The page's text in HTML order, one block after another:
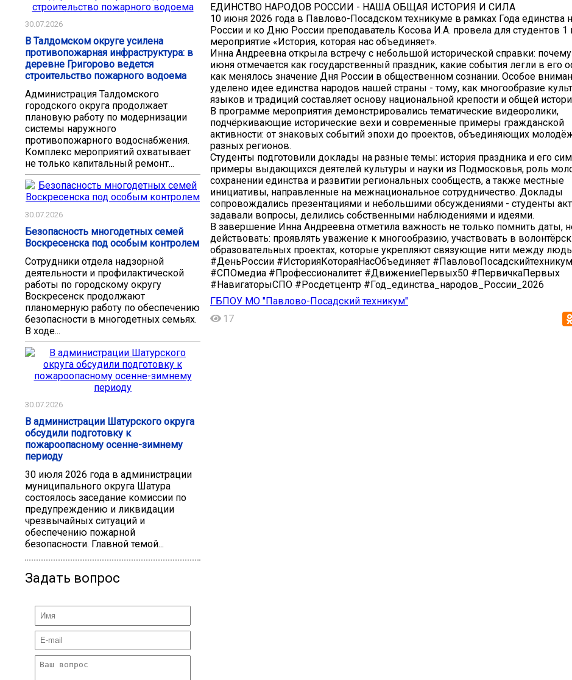
30.07.2026
В Талдомском округе усилена
противопожарная инфраструктура: в
деревне Григорово ведется
строительство пожарного водоема
Администрация Талдомского
городского округа продолжает
плановую работу по модернизации
системы наружного
противопожарного водоснабжения.
Комплекс мероприятий охватывает
не только капитальный ремонт...
30.07.2026
Безопасность многодетных семей
Воскресенска под особым контролем
Сотрудники отдела надзорной
деятельности и профилактической
работы по городскому округу
Воскресенск продолжают
планомерную работу по обеспечению
безопасности в многодетных семьях.
В ходе...
30.07.2026
В администрации Шатурского округа
обсудили подготовку к
пожароопасному осенне-зимнему
периоду
30 июля 2026 года в администрации
муниципального округа Шатура
состоялось заседание комиссии по
предупреждению и ликвидации
чрезвычайных ситуаций и
обеспечению пожарной
безопасности. Главной темой...
Задать вопрос
ЕДИНСТВО НАРОДОВ РОССИИ - НАША ОБЩАЯ ИСТОРИЯ И СИЛА
10 июня 2026 года в Павлово-Посадском техникуме в рамках Года единства
России и ко Дню России преподаватель Косова И.А. провела для студентов 1
мероприятие «История, которая нас объединяет».
Инна Андреевна открыла встречу с небольшой исторической справки:
июня отмечается как государственный праздник, какие события легли в его
как менялось значение Дня России в общественном сознании. Особое
уделено идее единства народов нашей страны - тому, как многообразие
языков и традиций составляет основу национальной крепости и общей
В программе мероприятия демонстрировались тематические видеоролики,
подчёркивающие исторические вехи и современные примеры гражданской
активности: от знаковых событий эпохи до проектов, объединяющих
разных регионов.
Студенты подготовили доклады на разные темы: история праздника и его
примеры выдающихся деятелей культуры и науки из Подмосковья, роль
сохранении единства и развитии региональных сообществ, а также местные
инициативы, направленные на межнациональное сотрудничество. Доклады
сопровождались презентациями и небольшими обсуждениями - студенты
задавали вопросы, делились собственными наблюдениями и идеями.
В завершение Инна Андреевна отметила важность не только помнить даты,
действовать: проявлять уважение к многообразию, участвовать в
образовательных проектах, которые укрепляют связующие нити между
#ДеньРоссии #ИсторияКотораяНасОбъединяет #ПавловоПосадскийтехникум
#СПОмедиа #Профессионалитет #ДвижениеПервых50 #ПервичкаПервых
#НавигаторыСПО #Росдетцентр #Год_единства_народов_России_2026
ГБПОУ МО "Павлово-Посадский техникум"
17